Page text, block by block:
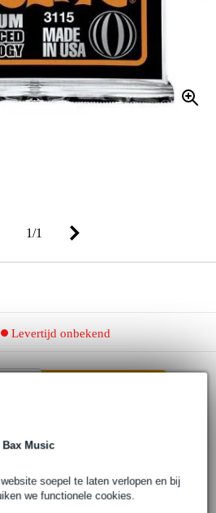
Music
soepel te laten verlopen en bij
we functionele cookies.
1/1
Levertijd onbekend
op voorraad in een van onze
terug' garantie